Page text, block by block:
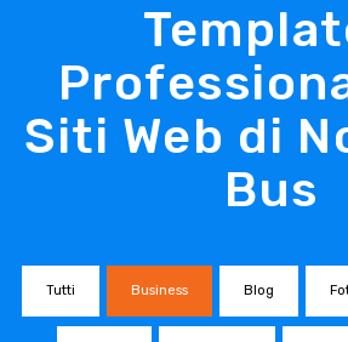
Siti Web di
Bus
Tutti Business Blog